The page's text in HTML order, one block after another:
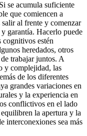
se acumula suficiente
que comiencen a
salir al frente y comenzar
garantía. Hacerlo puede
cognitivos estén
heredados, otros
trabajar juntos. A
y complejidad, las
de los diferentes
grandes variaciones en
y la experiencia en
conflictivos en el lado
la apertura y la
interconexiones sea más